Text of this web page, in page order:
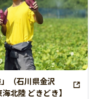
（石川県金沢
北陸 どきどき】